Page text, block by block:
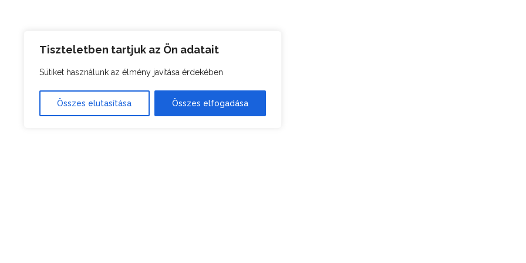
Tiszteletben tartjuk az Ön adatait
Sütiket használunk az élmény javítása érdekében
Összes elutasítása Összes elfogadása